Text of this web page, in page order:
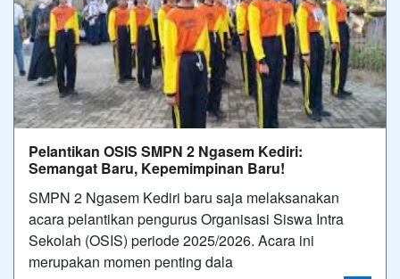
Pelantikan OSIS SMPN 2 Ngasem Kediri:
Semangat Baru, Kepemimpinan Baru!
SMPN 2 Ngasem Kediri baru saja melaksanakan
acara pelantikan pengurus Organisasi Siswa Intra
Sekolah (OSIS) periode 2025/2026. Acara ini
merupakan momen penting dala